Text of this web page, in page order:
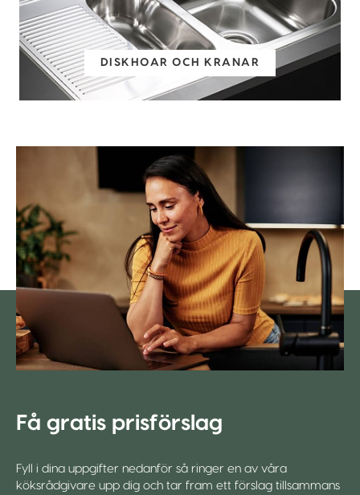
DISKHOAR OCH KRANAR
Få gratis prisförslag
Fyll i dina uppgifter nedanför så ringer en av våra
köksrådgivare upp dig och tar fram ett förslag tillsammans